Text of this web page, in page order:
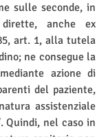
sulle seconde, in
anche ex
art. 1, alla tutela
ne consegue la
azione di
del paziente,
assistenziale
Quindi, nel caso in